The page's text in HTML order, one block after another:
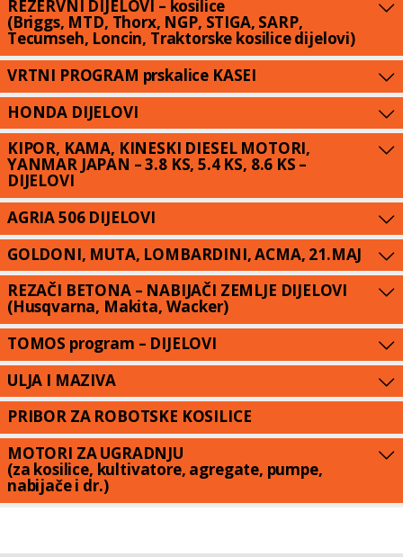
REZERVNI DIJELOVI – kosilice
(Briggs, MTD, Thorx, NGP, STIGA, SARP,
Tecumseh, Loncin, Traktorske kosilice dijelovi)
VRTNI PROGRAM prskalice KASEI
HONDA DIJELOVI
KIPOR, KAMA, KINESKI DIESEL MOTORI,
YANMAR JAPAN – 3.8 KS, 5.4 KS, 8.6 KS –
DIJELOVI
AGRIA 506 DIJELOVI
GOLDONI, MUTA, LOMBARDINI, ACMA, 21.MAJ
REZAČI BETONA – NABIJAČI ZEMLJE DIJELOVI
(Husqvarna, Makita, Wacker)
TOMOS program – DIJELOVI
ULJA I MAZIVA
PRIBOR ZA ROBOTSKE KOSILICE
MOTORI ZA UGRADNJU
(za kosilice, kultivatore, agregate, pumpe,
nabijače i dr.)